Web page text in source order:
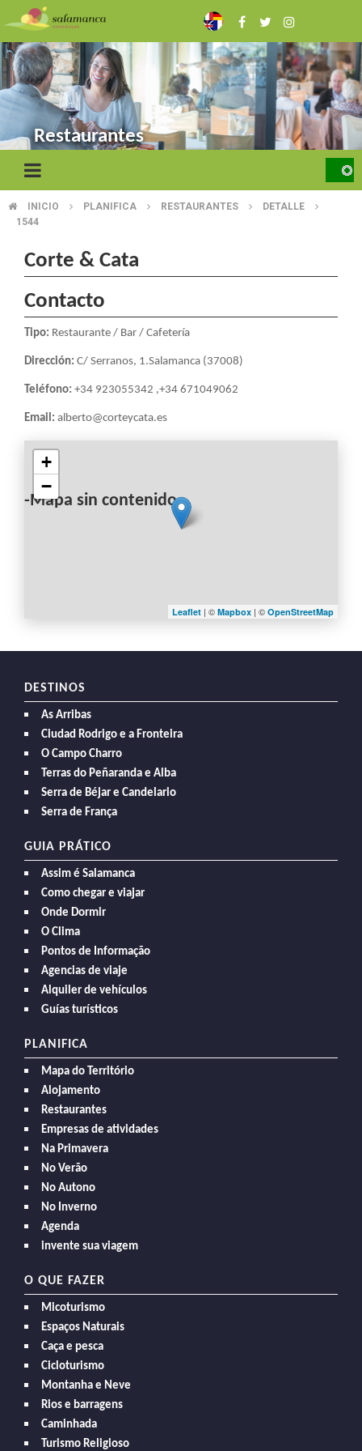
to
main
content
Restaurantes
BREADCRUMB
INICIO PLANIFICA RESTAURANTES
DETALLE
1544
Corte & Cata
Contacto
Tipo: Restaurante / Bar / Cafetería
Dirección: C/ Serranos, 1.Salamanca (37008)
Teléfono: +34 923055342 ,+34 671049062
Email: alberto@corteycata.es
-Mapa sin contenido-
+
−
Leaflet | © Mapbox | © OpenStreetMap
DESTINOS
As Arribas
Ciudad Rodrigo e a Fronteira
O Campo Charro
Terras do Peñaranda e Alba
Serra de Béjar e Candelario
Serra de França
GUIA PRÁTICO
Assim é Salamanca
Como chegar e viajar
Onde Dormir
O Clima
Pontos de Informação
Agencias de viaje
Alquiler de vehículos
Guías turísticos
PLANIFICA
Mapa do Território
Alojamento
Restaurantes
Empresas de atividades
Na Primavera
No Verão
No Autono
No Inverno
Agenda
invente sua viagem
O QUE FAZER
Micoturismo
Espaços Naturais
Caça e pesca
Cicloturismo
Montanha e Neve
Rios e barragens
Caminhada
Turismo Religioso